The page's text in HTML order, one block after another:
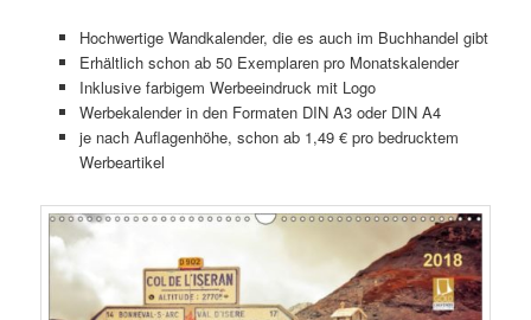
Hochwertige Wandkalender, die es auch im Buchhandel gibt
Erhältlich schon ab 50 Exemplaren pro Monatskalender
Inklusive farbigem Werbeeindruck mit Logo
Werbekalender in den Formaten DIN A3 oder DIN A4
je nach Auflagenhöhe, schon ab 1,49 € pro bedrucktem
Werbeartikel